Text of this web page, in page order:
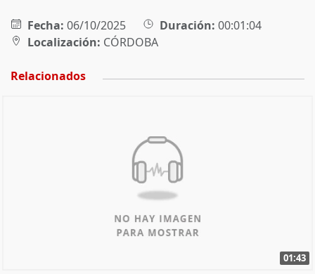
Fecha: 06/10/2025 Duración: 00:01:04
Localización: CÓRDOBA
Relacionados
01:43